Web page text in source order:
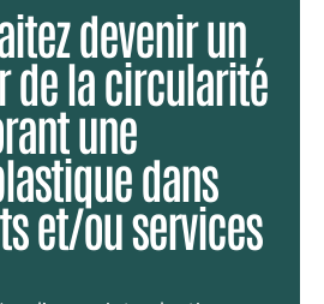
devenir un
de la circularité
une
dans
et/ou services